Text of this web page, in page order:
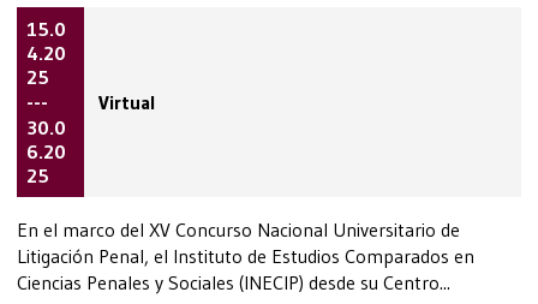
15.0
4.20
25
---
30.0
6.20
25
Virtual
En el marco del XV Concurso Nacional Universitario de
Litigación Penal, el Instituto de Estudios Comparados en
Ciencias Penales y Sociales (INECIP) desde su Centro...